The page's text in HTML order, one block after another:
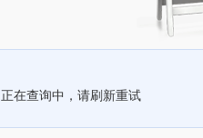
正在查询中，请刷新重试